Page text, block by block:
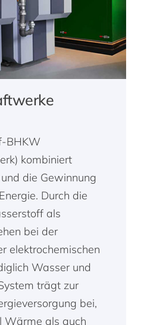
BHKW
kombiniert
die Gewinnung
Durch die
als
bei der
elektrochemischen
Wasser und
trägt zur
bei,
Wärme als auch